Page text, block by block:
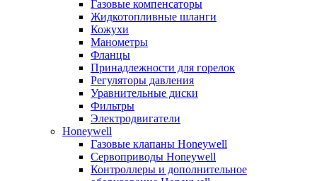
Газовые компенсаторы
Жидкотопливные шланги
Кожухи
Манометры
Фланцы
Принадлежности для горелок
Регуляторы давления
Уравнительные диски
Фильтры
Электродвигатели
Honeywell
Газовые клапаны Honeywell
Сервоприводы Honeywell
Контроллеры и дополнительное